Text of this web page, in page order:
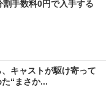
手数料0円で入手する
キャストが駆け寄って
“まさか...